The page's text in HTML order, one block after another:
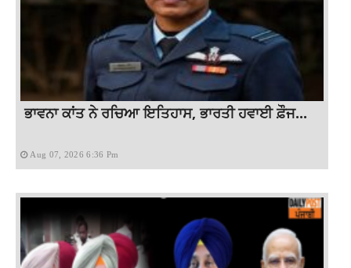
ਭਾਵਨਾ ਕਾਂਤ ਨੇ ਰਚਿਆ ਇਤਿਹਾਸ, ਭਾਰਤੀ ਹਵਾਈ ਫ਼ੌਜ...
Aug 07, 2026 6:36 Pm